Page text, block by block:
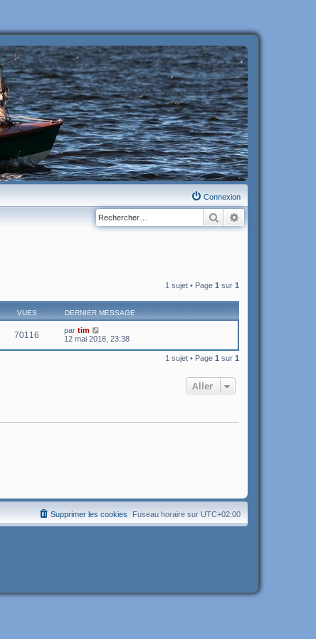
Connexion
Rechercher
1 sujet • Page 1 sur 1
VUES DERNIER MESSAGE
70116 par tim
12 mai 2018, 23:38
1 sujet • Page 1 sur 1
Aller
Fuseau horaire sur UTC+02:00
Supprimer les cookies